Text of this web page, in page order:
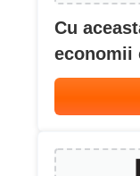
Cu
economii